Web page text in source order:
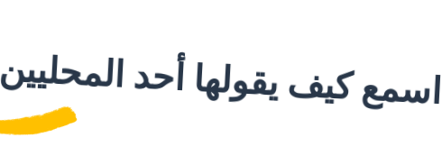
اسمع كيف يقولها أحد المحليين